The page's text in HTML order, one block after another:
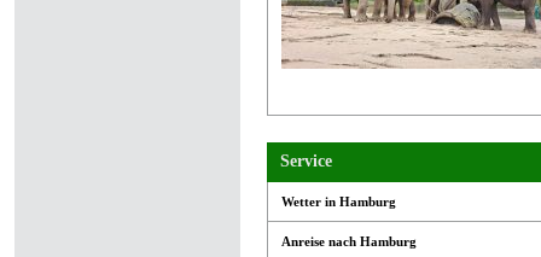
Service
Wetter in Hamburg
Anreise nach Hamburg